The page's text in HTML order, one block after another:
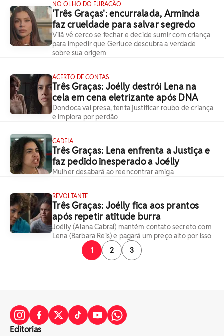
NO OLHO DO FURACÃO
'Três Graças': encurralada, Arminda
faz crueldade para salvar segredo
Vilã vê cerco se fechar e decide sumir com criança
para impedir que Gerluce descubra a verdade
sobre sua origem
ACERTO DE CONTAS
Três Graças: Joélly destrói Lena na
cela em cena eletrizante após DNA
Dondoca vai presa, tenta justificar roubo de criança
e implora por perdão
CADEIA
Três Graças: Lena enfrenta a Justiça e
faz pedido inesperado a Joélly
Mulher desabará ao reencontrar amiga
REVOLTANTE
Três Graças: Joélly fica aos prantos
após repetir atitude burra
Joélly (Alana Cabral) mantém contato secreto com
Lena (Barbara Reis) e pagará um preço alto por isso
1
2 3
Editorias